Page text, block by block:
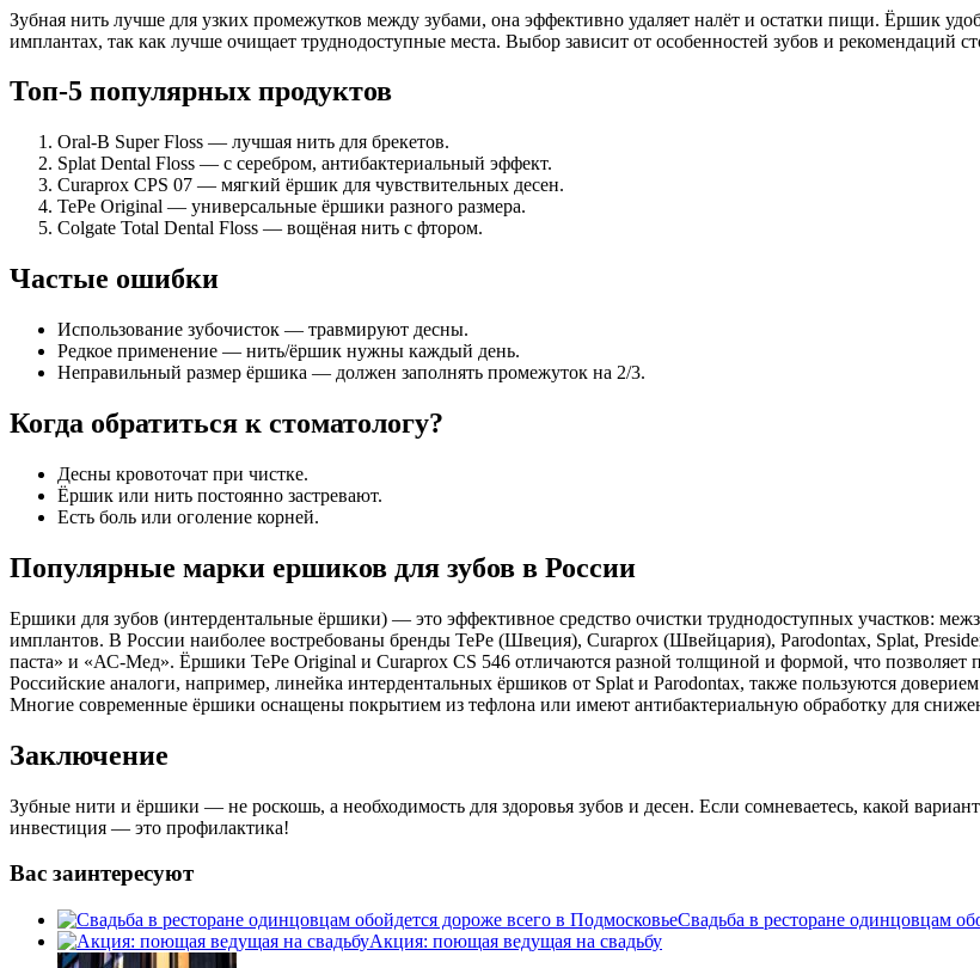
Зубная нить лучше для узких промежутков между зубами, она эффективно удаляет налёт и остатки пищи. Ёршик
имплантах, так как лучше очищает труднодоступные места. Выбор зависит от особенностей зубов и рекомендаций
Топ-5 популярных продуктов
Oral-B Super Floss — лучшая нить для брекетов.
Splat Dental Floss — с серебром, антибактериальный эффект.
Curaprox CPS 07 — мягкий ёршик для чувствительных десен.
TePe Original — универсальные ёршики разного размера.
Colgate Total Dental Floss — вощёная нить с фтором.
Частые ошибки
Использование зубочисток — травмируют десны.
Редкое применение — нить/ёршик нужны каждый день.
Неправильный размер ёршика — должен заполнять промежуток на 2/3.
Когда обратиться к стоматологу?
Десны кровоточат при чистке.
Ёршик или нить постоянно застревают.
Есть боль или оголение корней.
Популярные марки ершиков для зубов в России
Ершики для зубов (интердентальные ёршики) — это эффективное средство очистки труднодоступных участков:
имплантов. В России наиболее востребованы бренды TePe (Швеция), Curaprox (Швейцария), Parodontax, Splat,
паста» и «АС-Мед». Ёршики TePe Original и Curaprox CS 546 отличаются разной толщиной и формой, что позволяет
Российские аналоги, например, линейка интердентальных ёршиков от Splat и Parodontax, также пользуются
Многие современные ёршики оснащены покрытием из тефлона или имеют антибактериальную обработку для
Заключение
Зубные нити и ёршики — не роскошь, а необходимость для здоровья зубов и десен. Если сомневаетесь, какой
инвестиция — это профилактика!
Вас заинтересуют
Свадьба в ресторане одинцовцам
Акция: поющая ведущая на свадьбу